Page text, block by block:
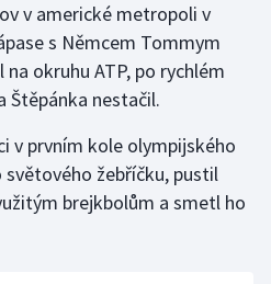
v americké metropoli v
s Němcem Tommym
okruhu ATP, po rychlém
Štěpánka nestačil.
v prvním kole olympijského
žebříčku, pustil
brejkbolům a smetl ho